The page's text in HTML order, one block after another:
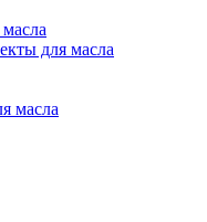
для масла
масла